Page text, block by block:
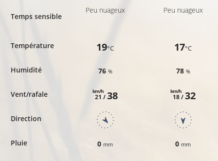
Temps sensible
Température
Humidité
Vent/rafale
Direction
Pluie
Peu nuageux
19°C
76 %
21 /
km/h 38
0 mm
Peu nuageux
17°C
78 %
18 /
km/h 32
0 mm